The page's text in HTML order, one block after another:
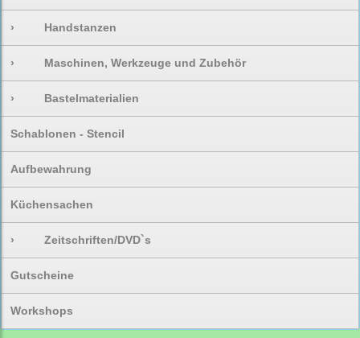
› Handstanzen
› Maschinen, Werkzeuge und Zubehör
› Bastelmaterialien
Schablonen - Stencil
Aufbewahrung
Küchensachen
› Zeitschriften/DVD`s
Gutscheine
Workshops